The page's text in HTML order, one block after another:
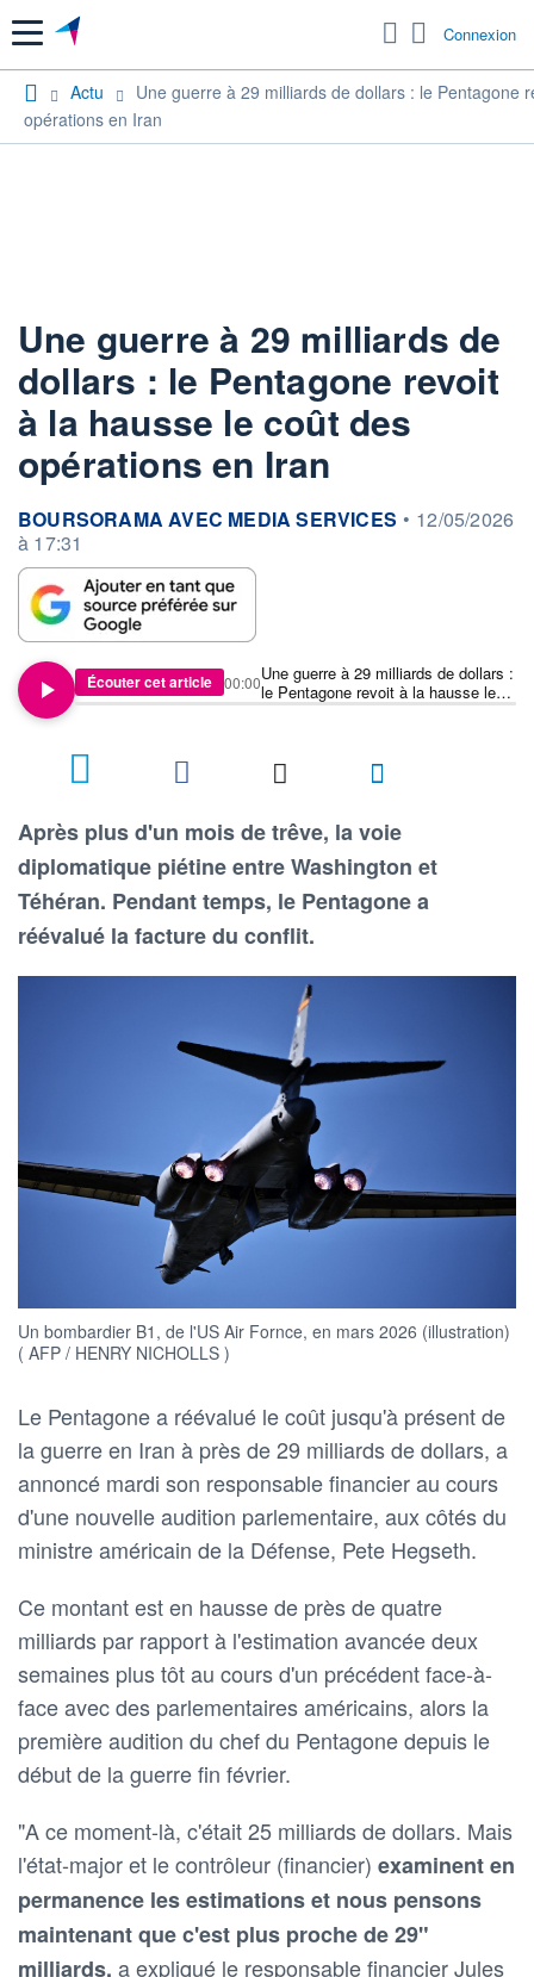
Menu Connexion
Actu
Une guerre à 29 milliards de dollars : le Pentagone
opérations en Iran
Une guerre à 29 milliards de
dollars : le Pentagone revoit
à la hausse le coût des
opérations en Iran
information fournie par
BOURSORAMA AVEC MEDIA SERVICES • 12/05/2026
à 17:31
Écouter cet article
Une guerre à 29 milliards de dollars :
le Pentagone revoit à la hausse le
coût des opérations en Iran
00:00
Après plus d'un mois de trêve, la voie
diplomatique piétine entre Washington et
Téhéran. Pendant temps, le Pentagone a
réévalué la facture du conflit.
Un bombardier B1, de l'US Air Fornce, en mars 2026 (illustration)
( AFP / HENRY NICHOLLS )
Le Pentagone a réévalué le coût jusqu'à présent de
la guerre en Iran à près de 29 milliards de dollars, a
annoncé mardi son responsable financier au cours
d'une nouvelle audition parlementaire, aux côtés du
ministre américain de la Défense, Pete Hegseth.
Ce montant est en hausse de près de quatre
milliards par rapport à l'estimation avancée deux
semaines plus tôt au cours d'un précédent face-à-
face avec des parlementaires américains, alors la
première audition du chef du Pentagone depuis le
début de la guerre fin février.
"A ce moment-là, c'était 25 milliards de dollars. Mais
l'état-major et le contrôleur (financier) examinent en
permanence les estimations et nous pensons
maintenant que c'est plus proche de 29"
milliards, a expliqué le responsable financier Jules